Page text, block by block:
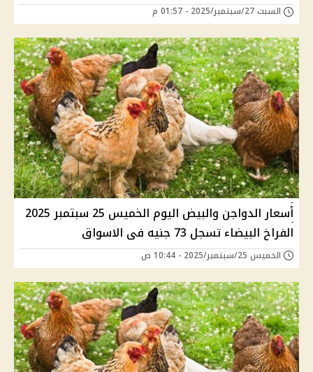
السبت 27/سبتمبر/2025 - 01:57 م
أسعار الدواجن والبيض اليوم الخميس 25 سبتمبر 2025
الفراخ البيضاء تسجل 73 جنيه فى الاسواق
الخميس 25/سبتمبر/2025 - 10:44 ص